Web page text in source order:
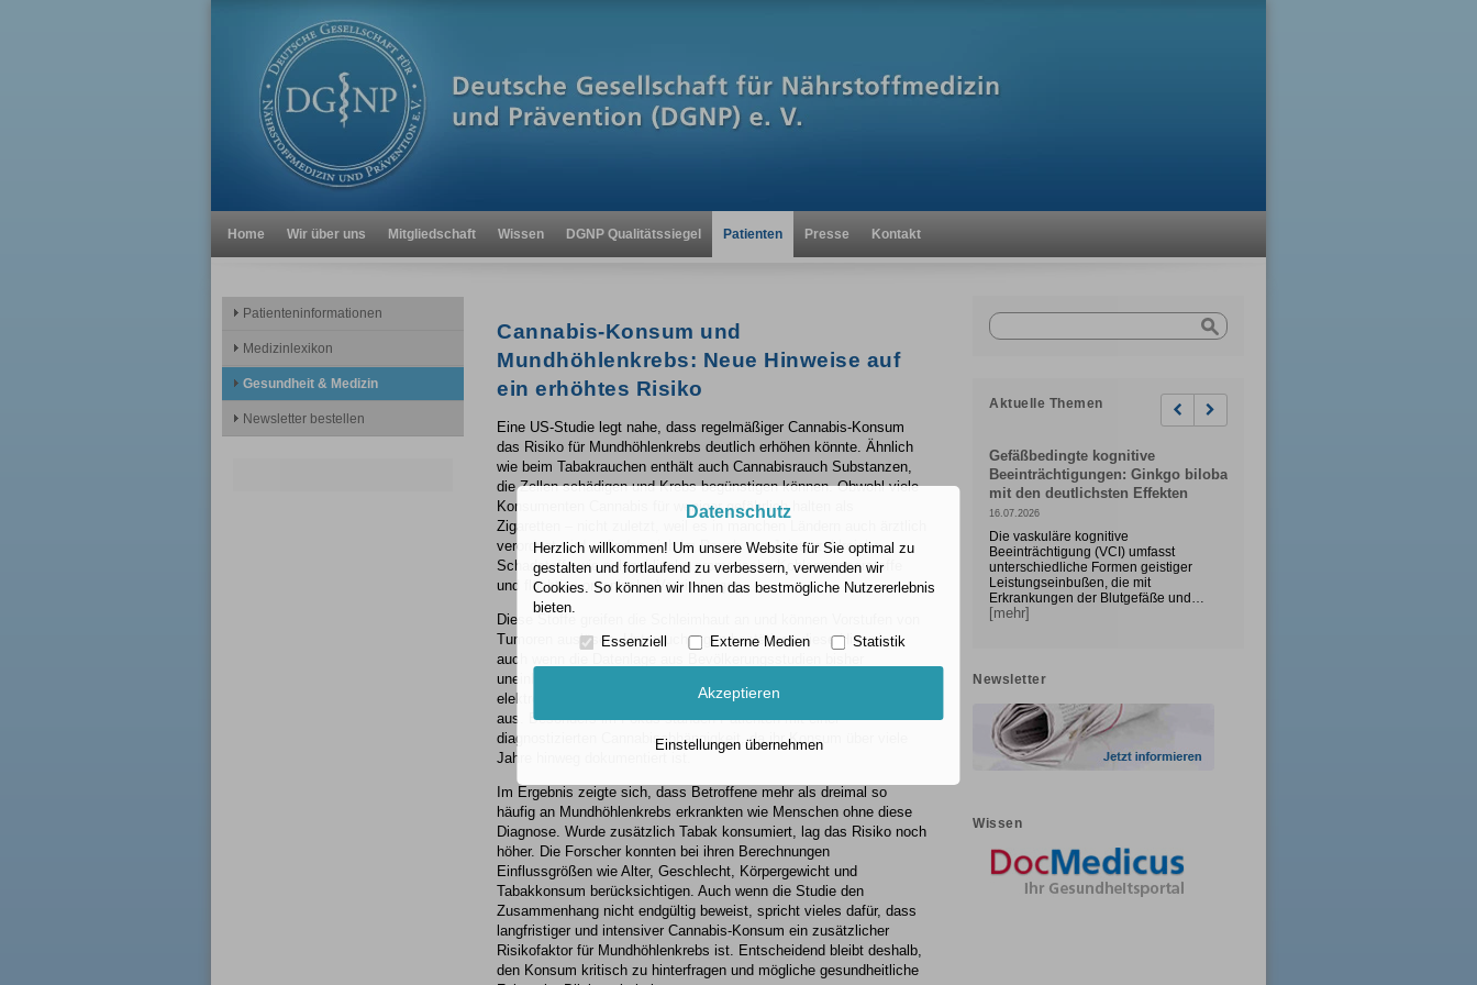
Home Wir über uns Mitgliedschaft Wissen DGNP Qualitätssiegel Patienten Presse Kontakt
Patienteninformationen
Medizinlexikon
Gesundheit & Medizin
Newsletter bestellen
Cannabis-Konsum und
Mundhöhlenkrebs: Neue Hinweise auf
ein erhöhtes Risiko
Eine US-Studie legt nahe, dass regelmäßiger Cannabis-Konsum
das Risiko für Mundhöhlenkrebs deutlich erhöhen könnte. Ähnlich
wie beim Tabakrauchen enthält auch Cannabisrauch Substanzen,
die Zellen schädigen und Krebs begünstigen können. Obwohl viele
Konsumenten Cannabis für weniger gefährlich halten als
Zigaretten – nicht zuletzt, weil es in manchen Ländern auch ärztlich
verordnet wird –, finden sich im Rauch von Joints zahlreiche
Schadstoffe wie polyzyklische aromatische Kohlenwasserstoffe
und flüchtige organische Verbindungen.
Diese Stoffe greifen die Schleimhaut an und können Vorstufen von
Tumoren auslösen. Untersuchungen bestätigen diese Hinweise,
auch wenn die Datenlage aus Bevölkerungsstudien bisher
uneinheitlich war. Ein US-Forschungsteam wertete daher
elektronische Gesundheitsakten von mehr als 45.000 Personen
aus. Besonders im Fokus standen Patienten mit einer
diagnostizierten Cannabisabhängigkeit, da ihr Konsum über viele
Jahre hinweg dokumentiert ist.
Im Ergebnis zeigte sich, dass Betroffene mehr als dreimal so
häufig an Mundhöhlenkrebs erkrankten wie Menschen ohne diese
Diagnose. Wurde zusätzlich Tabak konsumiert, lag das Risiko noch
höher. Die Forscher konnten bei ihren Berechnungen
Einflussgrößen wie Alter, Geschlecht, Körpergewicht und
Tabakkonsum berücksichtigen. Auch wenn die Studie den
Zusammenhang nicht endgültig beweist, spricht vieles dafür, dass
langfristiger und intensiver Cannabis-Konsum ein zusätzlicher
Risikofaktor für Mundhöhlenkrebs ist. Entscheidend bleibt deshalb,
den Konsum kritisch zu hinterfragen und mögliche gesundheitliche
Aktuelle Themen Previous
Gefäßbedingte kognitive
Beeinträchtigungen: Ginkgo biloba
mit den deutlichsten Effekten
16.07.2026
Die vaskuläre kognitive
Beeinträchtigung (VCI) umfasst
unterschiedliche Formen geistiger
Leistungseinbußen, die mit
Erkrankungen der Blutgefäße und…
[mehr]
Newsletter
Wissen
Datenschutz
Herzlich willkommen! Um unsere Website für Sie optimal zu
gestalten und fortlaufend zu verbessern, verwenden wir
Cookies. So können wir Ihnen das bestmögliche Nutzererlebnis
bieten.
Essenziell Externe Medien Statistik
Akzeptieren
Einstellungen übernehmen